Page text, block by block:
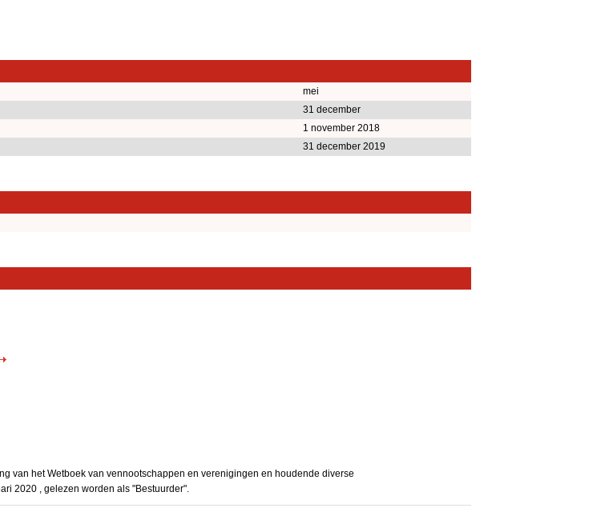
mei
31 december
1 november 2018
31 december 2019
van het Wetboek van vennootschappen en verenigingen en houdende diverse
2020 , gelezen worden als "Bestuurder".